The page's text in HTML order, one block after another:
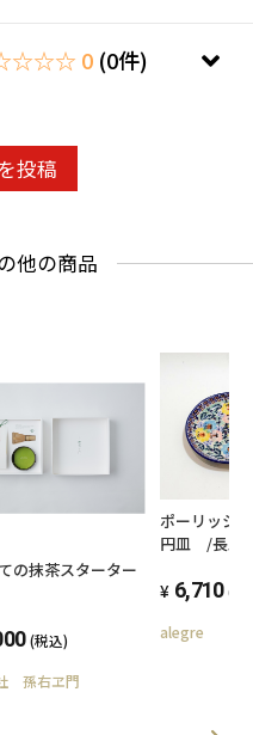
0 (0件)
投稿
他の商品
の抹茶スターター
(税込)
孫右ヱ門
ポーリッシ
円皿 /長皿
6,710 (税
alegre